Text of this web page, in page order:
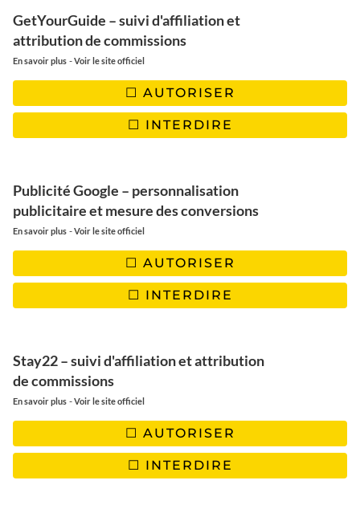
Quels sont les plus beaux
marchés de Noël d’Europe?
GetYourGuide – suivi d'affiliation et
attribution de commissions
En savoir plus -Voir le site officiel
AUTORISER
INTERDIRE
Publicité Google – personnalisation
publicitaire et mesure des conversions
En savoir plus -Voir le site officiel
AUTORISER
INTERDIRE
Stay22 – suivi d'affiliation et attribution
de commissions
En savoir plus -Voir le site officiel
AUTORISER
INTERDIRE